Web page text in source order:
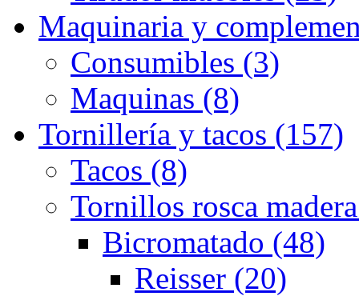
Maquinaria y
Consumibles (3)
Maquinas (8)
Tornillería y tacos (157)
Tacos (8)
Tornillos rosca
Bicromatado (48)
Reisser (20)